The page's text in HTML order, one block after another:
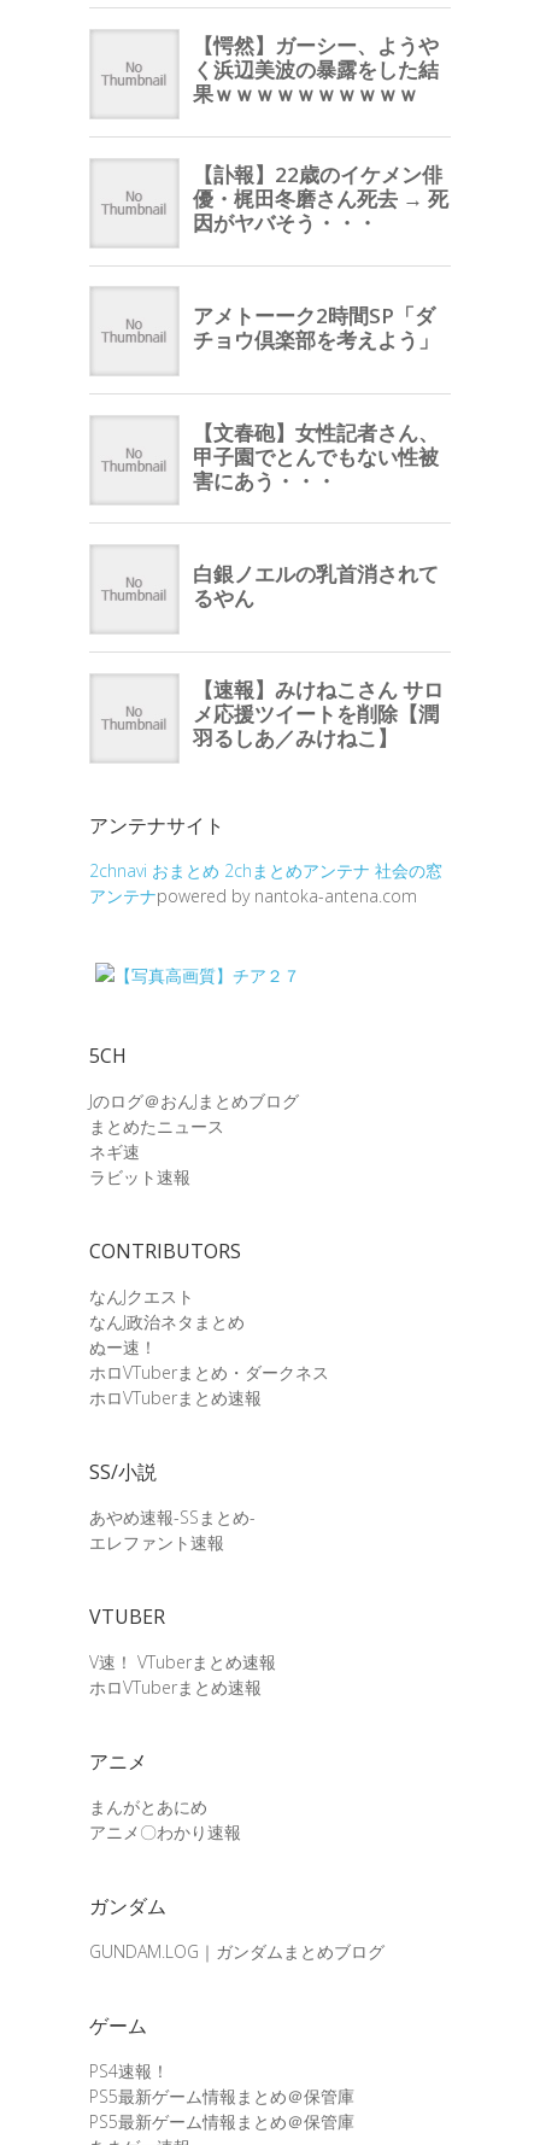
アンテナサイト
2chnavi おまとめ 2chまとめアンテナ 社会の窓
アンテナpowered by nantoka-antena.com
5CH
Jのログ＠おんJまとめブログ
まとめたニュース
ネギ速
ラビット速報
CONTRIBUTORS
なんJクエスト
なんJ政治ネタまとめ
ぬー速！
ホロVTuberまとめ・ダークネス
ホロVTuberまとめ速報
SS/小説
あやめ速報-SSまとめ-
エレファント速報
VTUBER
V速！ VTuberまとめ速報
ホロVTuberまとめ速報
アニメ
まんがとあにめ
アニメ〇わかり速報
ガンダム
GUNDAM.LOG｜ガンダムまとめブログ
ゲーム
PS4速報！
PS5最新ゲーム情報まとめ＠保管庫
PS5最新ゲーム情報まとめ＠保管庫